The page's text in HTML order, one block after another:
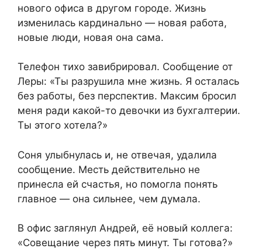
нового офиса в другом городе. Жизнь
изменилась кардинально — новая работа,
новые люди, новая она сама.
Телефон тихо завибрировал. Сообщение от
Леры: «Ты разрушила мне жизнь. Я осталась
без работы, без перспектив. Максим бросил
меня ради какой-то девочки из бухгалтерии.
Ты этого хотела?»
Соня улыбнулась и, не отвечая, удалила
сообщение. Месть действительно не
принесла ей счастья, но помогла понять
главное — она сильнее, чем думала.
В офис заглянул Андрей, её новый коллега:
«Совещание через пять минут. Ты готова?»